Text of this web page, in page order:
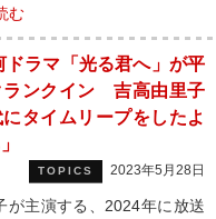
む
ドラマ「光る君へ」が平
ランクイン 吉高由里子
にタイムリープをしたよ
TOPICS 2023年5月28日
主演する、2024年に放送